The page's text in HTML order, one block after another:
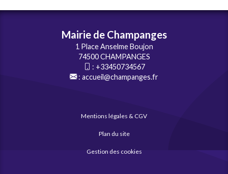
Mairie de Champanges
1 Place Anselme Boujon
74500 CHAMPANGES
: +33450734567
: accueil@champanges.fr
Mentions légales & CGV
Plan du site
Gestion des cookies